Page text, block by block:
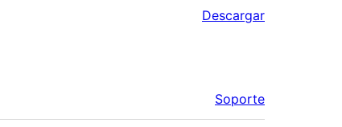
Descargar
Soporte